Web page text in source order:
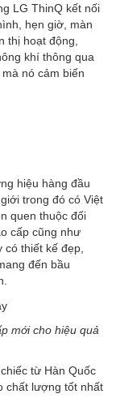
LG ThinQ kết nối
hẹn giờ, màn
thị hoạt động,
khí thông qua
nó cảm biến
hiệu hàng đầu
trong đó có Việt
quen thuộc đối
cấp cũng như
có thiết kế đẹp,
đến bầu
mới cho hiệu quả
từ Hàn Quốc
chất lượng tốt nhất